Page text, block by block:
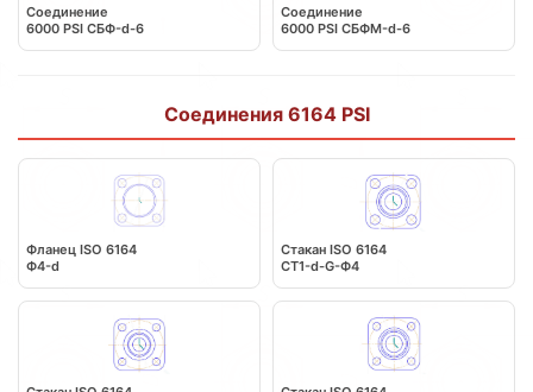
Соединение
6000 PSI СБФ-d-6
Соединение
6000 PSI СБФМ-d-6
Соединения 6164 PSI
Фланец ISO 6164
Ф4-d
Стакан ISO 6164
СТ1-d-G-Ф4